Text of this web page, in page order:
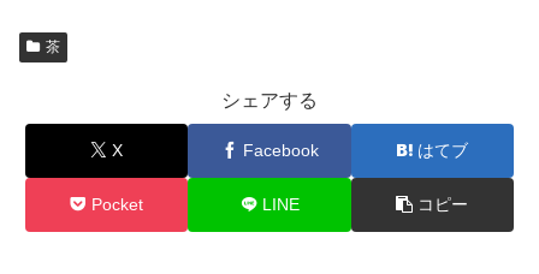
茶
シェアする
X Facebook はてブ
Pocket LINE コピー